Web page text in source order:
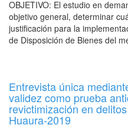
OBJETIVO: El estudio en
objetivo general, determinar
justificación para la
de Disposición de Bienes del
Entrevista única
validez como prueba
revictimización en
Huaura-2019